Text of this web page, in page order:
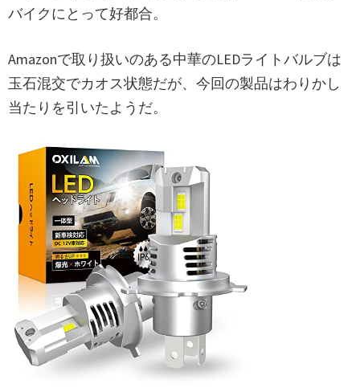
バイクにとって好都合。
Amazonで取り扱いのある中華のLEDライトバルブは
玉石混交でカオス状態だが、今回の製品はわりかし
当たりを引いたようだ。